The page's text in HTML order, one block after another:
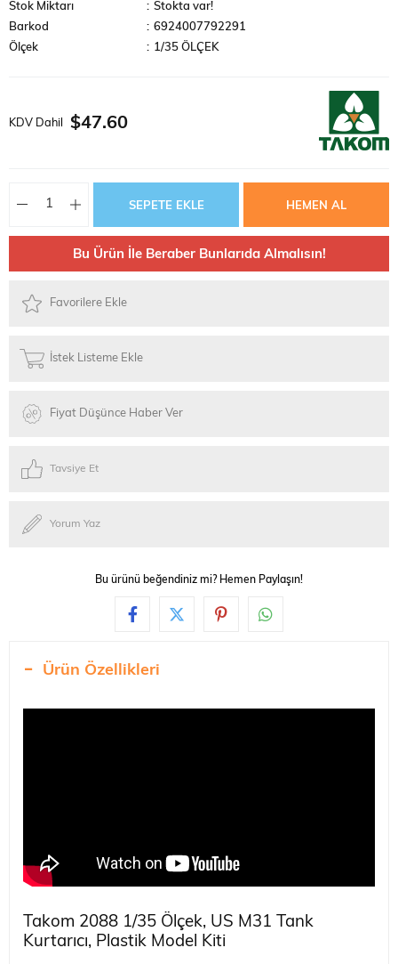
Stok Miktarı
: Stokta var!
Barkod
: 6924007792291
Ölçek
: 1/35 ÖLÇEK
KDV Dahil $47.60
Bu Ürün İle Beraber Bunlarıda Almalısın!
Favorilere Ekle
İstek Listeme Ekle
Fiyat Düşünce Haber Ver
Tavsiye Et
Yorum Yaz
Bu ürünü beğendiniz mi? Hemen Paylaşın!
Ürün Özellikleri
Takom 2088 1/35 Ölçek, US M31 Tank
Kurtarıcı, Plastik Model Kiti